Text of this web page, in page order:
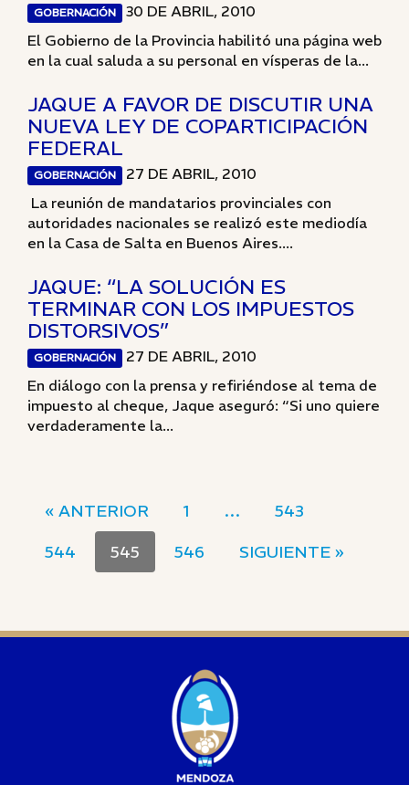
GOBERNACIÓN
30 DE ABRIL, 2010
El Gobierno de la Provincia habilitó una página web
en la cual saluda a su personal en vísperas de la...
JAQUE A FAVOR DE DISCUTIR UNA
NUEVA LEY DE COPARTICIPACIÓN
FEDERAL
GOBERNACIÓN
27 DE ABRIL, 2010
La reunión de mandatarios provinciales con
autoridades nacionales se realizó este mediodía
en la Casa de Salta en Buenos Aires....
JAQUE: “LA SOLUCIÓN ES
TERMINAR CON LOS IMPUESTOS
DISTORSIVOS”
GOBERNACIÓN
27 DE ABRIL, 2010
En diálogo con la prensa y refiriéndose al tema de
impuesto al cheque, Jaque aseguró: “Si uno quiere
verdaderamente la...
« ANTERIOR 1 …
543
544
545 546 SIGUIENTE »